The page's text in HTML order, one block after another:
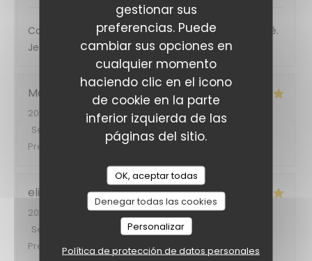
gestionar sus
preferencias. Puede
cambiar sus opciones en
cualquier momento
haciendo clic en el icono
de cookie en la parte
inferior izquierda de las
páginas del sitio.
OK, aceptar todas
Denegar todas las cookies
Personalizar
Política de protección de datos personales
Cadre super, personnels au top et très attentionné.
Je recommande vivement ! C’était délicieux
Marie
2026-08-04
- 20:00 - Invitados 2
Servicio
Ambiente 5 Menú:
Precio
elias
2026-08-04
- 12:45 - Invitados 2
Servicio
Ambiente:5/5 Menú :
Precio
5/5